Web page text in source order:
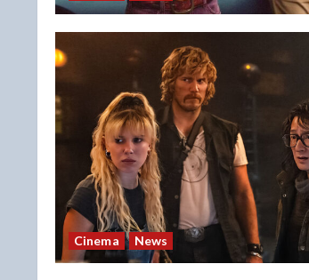
Cinema News